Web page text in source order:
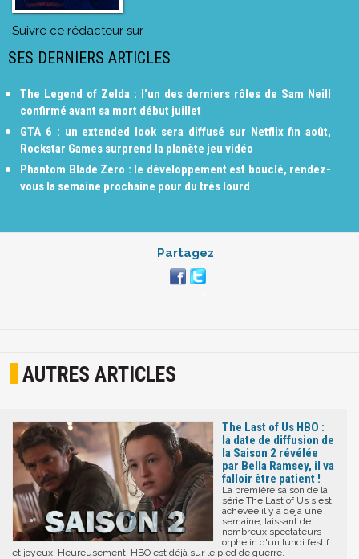
Suivre ce rédacteur sur
SES DERNIERS ARTICLES
The Legend of Zelda : l'un des derniers rôles de Sam Neill
confirmé avant sa mort début juillet
GTA 6 : un extended look sera diffusé sur Netflix fin août,
Rockstar Games surprend la planète jeu vidéo
Phantom Blade Zero : le développement est bouclé, rendez-
vous la semaine prochaine pour du très lourd
Partagez
AUTRES ARTICLES
The Last of Us HBO :
la date de diffusion de
la Saison 2 révélée
par Bella Ramsey, il va
falloir être patient !
La première saison de la
série The Last of Us s'est
achevée il y a déjà une
semaine, laissant de
nombreux spectateurs
orphelin d'un lundi festif
et joyeux. Heureusement, HBO est déjà sur le pied de guerre.